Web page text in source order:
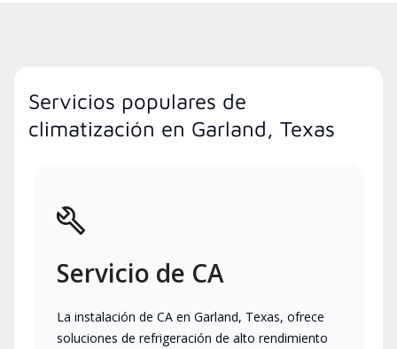
Servicios populares de
climatización en Garland, Texas
Servicio de CA
La instalación de CA en Garland, Texas, ofrece
soluciones de refrigeración de alto rendimiento